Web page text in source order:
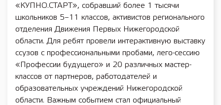
«КУПНО.СТАРТ», собравший более 1 тысячи
школьников 5–11 классов, активистов регионального
отделения Движения Первых Нижегородской
области. Для ребят провели интерактивную выставку
ссузов с профессиональными пробами, лего-сессию
«Профессии будущего» и 20 различных мастер-
классов от партнеров, работодателей и
образовательных учреждений Нижегородской
области. Важным событием стал официальный